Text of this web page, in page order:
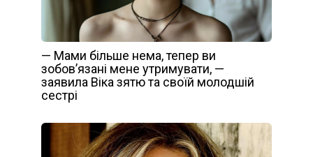
— Мами більше нема, тепер ви
зобов’язані мене утримувати, —
заявила Віка зятю та своїй молодшій
сестрі